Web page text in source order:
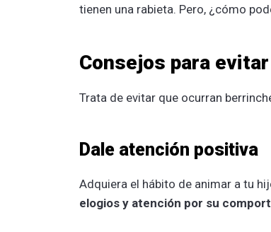
tienen una rabieta. Pero, ¿cómo
Consejos para
Trata de evitar que ocurran
Dale atención positiva
Adquiera el hábito de animar a tu
elogios y atención por su